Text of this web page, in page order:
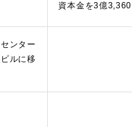
資本金を3億
ンター
ルに移